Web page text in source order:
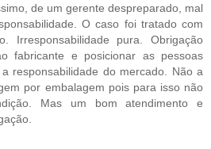
de um gerente despreparado, mal
O caso foi tratado com
Irresponsabilidade pura. Obrigação
fabricante e posicionar as pessoas
responsabilidade do mercado. Não a
por embalagem pois para isso não
Mas um bom atendimento e